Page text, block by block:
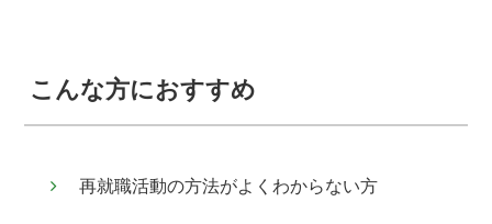
こんな方におすすめ
再就職活動の方法がよくわからない方